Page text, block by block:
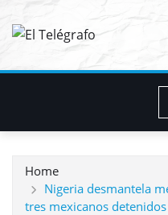
Home
Nigeria desmantela
tres mexicanos detenidos